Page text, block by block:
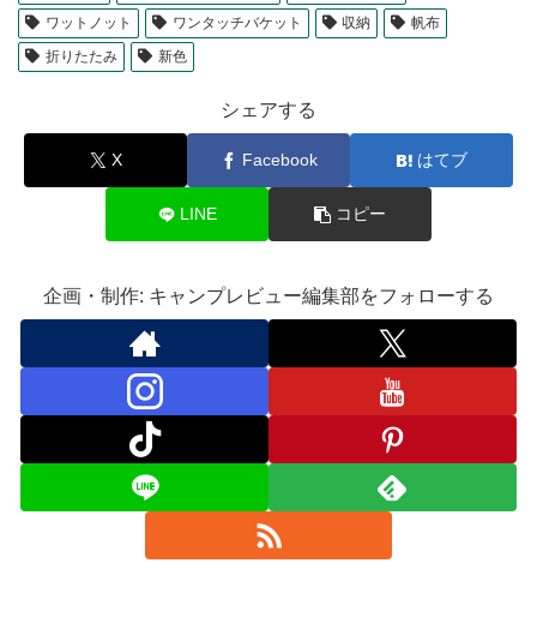
ワットノット
ワンタッチバケット 収納
帆布
折りたたみ
新色
シェアする
X Facebook はてブ
LINE コピー
企画・制作: キャンプレビュー編集部をフォローする